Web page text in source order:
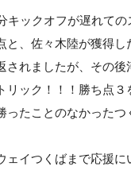
キックオフが遅れての
と、佐々木陸が獲得し
されましたが、その後
リック！！！勝ち点３
ったことのなかったつ
ェイつくばまで応援